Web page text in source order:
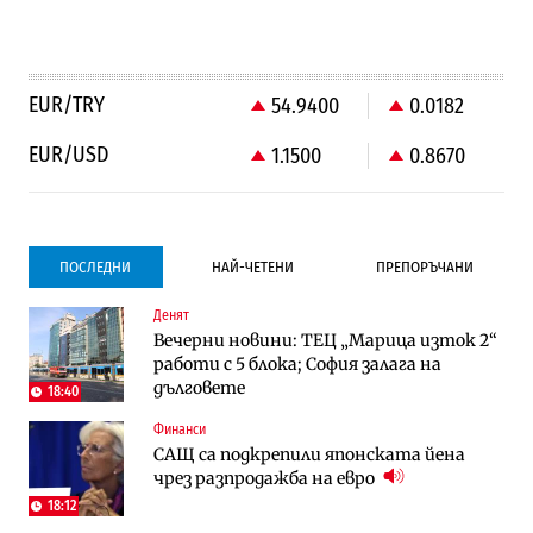
EUR/TRY 54.9400
0.0182
EUR/USD
1.1500 0.8670
ПОСЛЕДНИ НАЙ-ЧЕТЕНИ ПРЕПОРЪЧАНИ
18:40
Денят
Вечерни новини: ТЕЦ „Марица изток 2“
работи с 5 блока; София залага на
дълговете
18:12
Финанси
САЩ са подкрепили японската йена
чрез разпродажба на евро
Градоустройство
Столична община избра изпълнител за
преместването на трамвайното
трасе по бул. „Скобелев“
Компании
Vivacom предлага над 150 устройства с
90% отстъпка през август
Компании
Vivacom предлага над 150 устройства с
90% отстъпка през август
To:know
Последни дни с обозначаване на цените
в лева: Какво предстои?